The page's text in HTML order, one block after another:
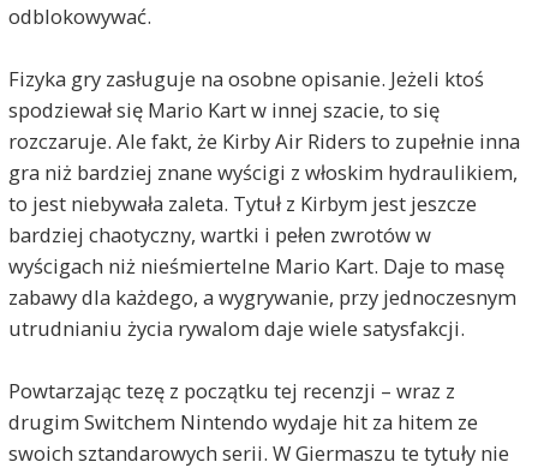
odblokowywać.
Fizyka gry zasługuje na osobne opisanie. Jeżeli ktoś
spodziewał się Mario Kart w innej szacie, to się
rozczaruje. Ale fakt, że Kirby Air Riders to zupełnie inna
gra niż bardziej znane wyścigi z włoskim hydraulikiem,
to jest niebywała zaleta. Tytuł z Kirbym jest jeszcze
bardziej chaotyczny, wartki i pełen zwrotów w
wyścigach niż nieśmiertelne Mario Kart. Daje to masę
zabawy dla każdego, a wygrywanie, przy jednoczesnym
utrudnianiu życia rywalom daje wiele satysfakcji.
Powtarzając tezę z początku tej recenzji – wraz z
drugim Switchem Nintendo wydaje hit za hitem ze
swoich sztandarowych serii. W Giermaszu te tytuły nie